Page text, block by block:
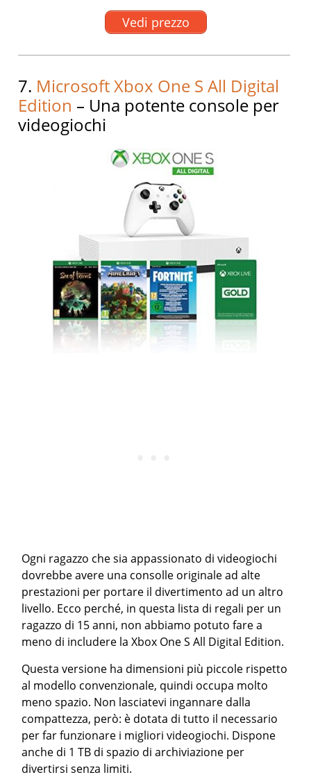
Vedi prezzo
7. Microsoft Xbox One S All Digital
Edition – Una potente console per
videogiochi
Ogni ragazzo che sia appassionato di videogiochi
dovrebbe avere una consolle originale ad alte
prestazioni per portare il divertimento ad un altro
livello. Ecco perché, in questa lista di regali per un
ragazzo di 15 anni, non abbiamo potuto fare a
meno di includere la Xbox One S All Digital Edition.
Questa versione ha dimensioni più piccole rispetto
al modello convenzionale, quindi occupa molto
meno spazio. Non lasciatevi ingannare dalla
compattezza, però: è dotata di tutto il necessario
per far funzionare i migliori videogiochi. Dispone
anche di 1 TB di spazio di archiviazione per
divertirsi senza limiti.